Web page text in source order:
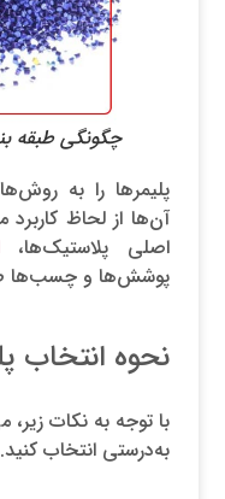
چگونگی طبقه بندی
پلیمرها را به
اصلی پلاستیک‌ها،الیاف
پوشش‌ها و چسب‌ها
نحوه انتخاب
با توجه به نکات زیر،
به‌درستی انتخاب کنید.